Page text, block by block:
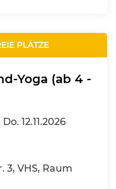
PLÄTZE
Yoga (ab 4 -
Do. 12.11.2026
3, VHS, Raum